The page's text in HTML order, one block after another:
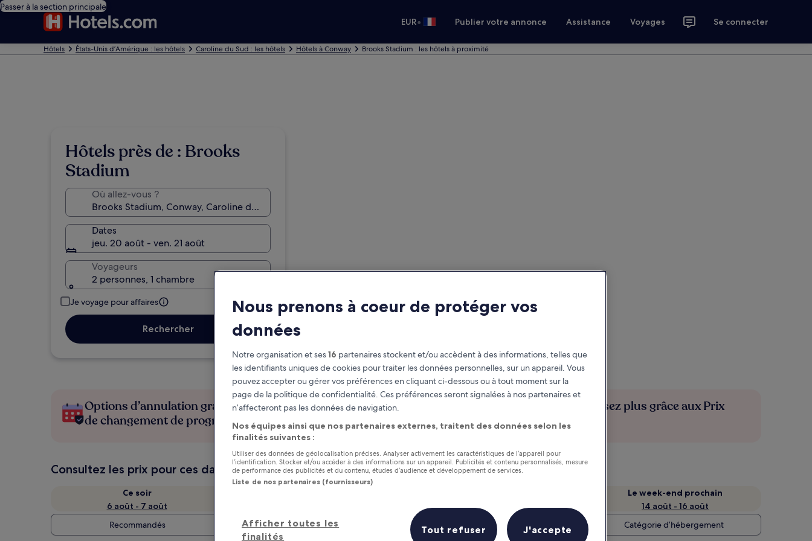
Passer à la section principale
EUR• Publier votre annonce Assistance Voyages Se connecter
Hôtels États-Unis d’Amérique : les hôtels Caroline du Sud : les hôtels Hôtels à Conway Brooks Stadium : les hôtels à proximité
Hôtels près de : Brooks
Stadium
Où allez-vous ?
Dates
jeu. 20 août - ven. 21 août
Voyageurs
2 personnes, 1 chambre
Je voyage pour affaires
Rechercher
Options d’annulation gratuite en cas
de changement de programme
Gagnez des récompenses pour
chaque nuit séjournée
Économisez plus grâce aux Prix
membres
Consultez les prix pour ces dates
Ce soir
6 août - 7 août
7 août - 9 août
Le week-end prochain
14 août - 16 août
Recommandés
Prix (croissant) Distance Catégorie d’hébergement
Nous prenons à coeur de protéger vos
données
Notre organisation et ses16 partenaires stockent et/ou accèdent à des informations, telles que
les identifiants uniques de cookies pour traiter les données personnelles, sur un appareil. Vous
pouvez accepter ou gérer vos préférences en cliquant ci-dessous ou à tout moment sur la
page de la politique de confidentialité. Ces préférences seront signalées à nos partenaires et
n’affecteront pas les données de navigation.
Nos équipes ainsi que nos partenaires externes, traitent des données selon les
finalités suivantes :
Utiliser des données de géolocalisation précises. Analyser activement les caractéristiques de l’appareil pour
l’identification. Stocker et/ou accéder à des informations sur un appareil. Publicités et contenu personnalisés, mesure
de performance des publicités et du contenu, études d’audience et développement de services.
Liste de nos partenaires (fournisseurs)
Afficher toutes les
finalités
Tout refuser J'accepte